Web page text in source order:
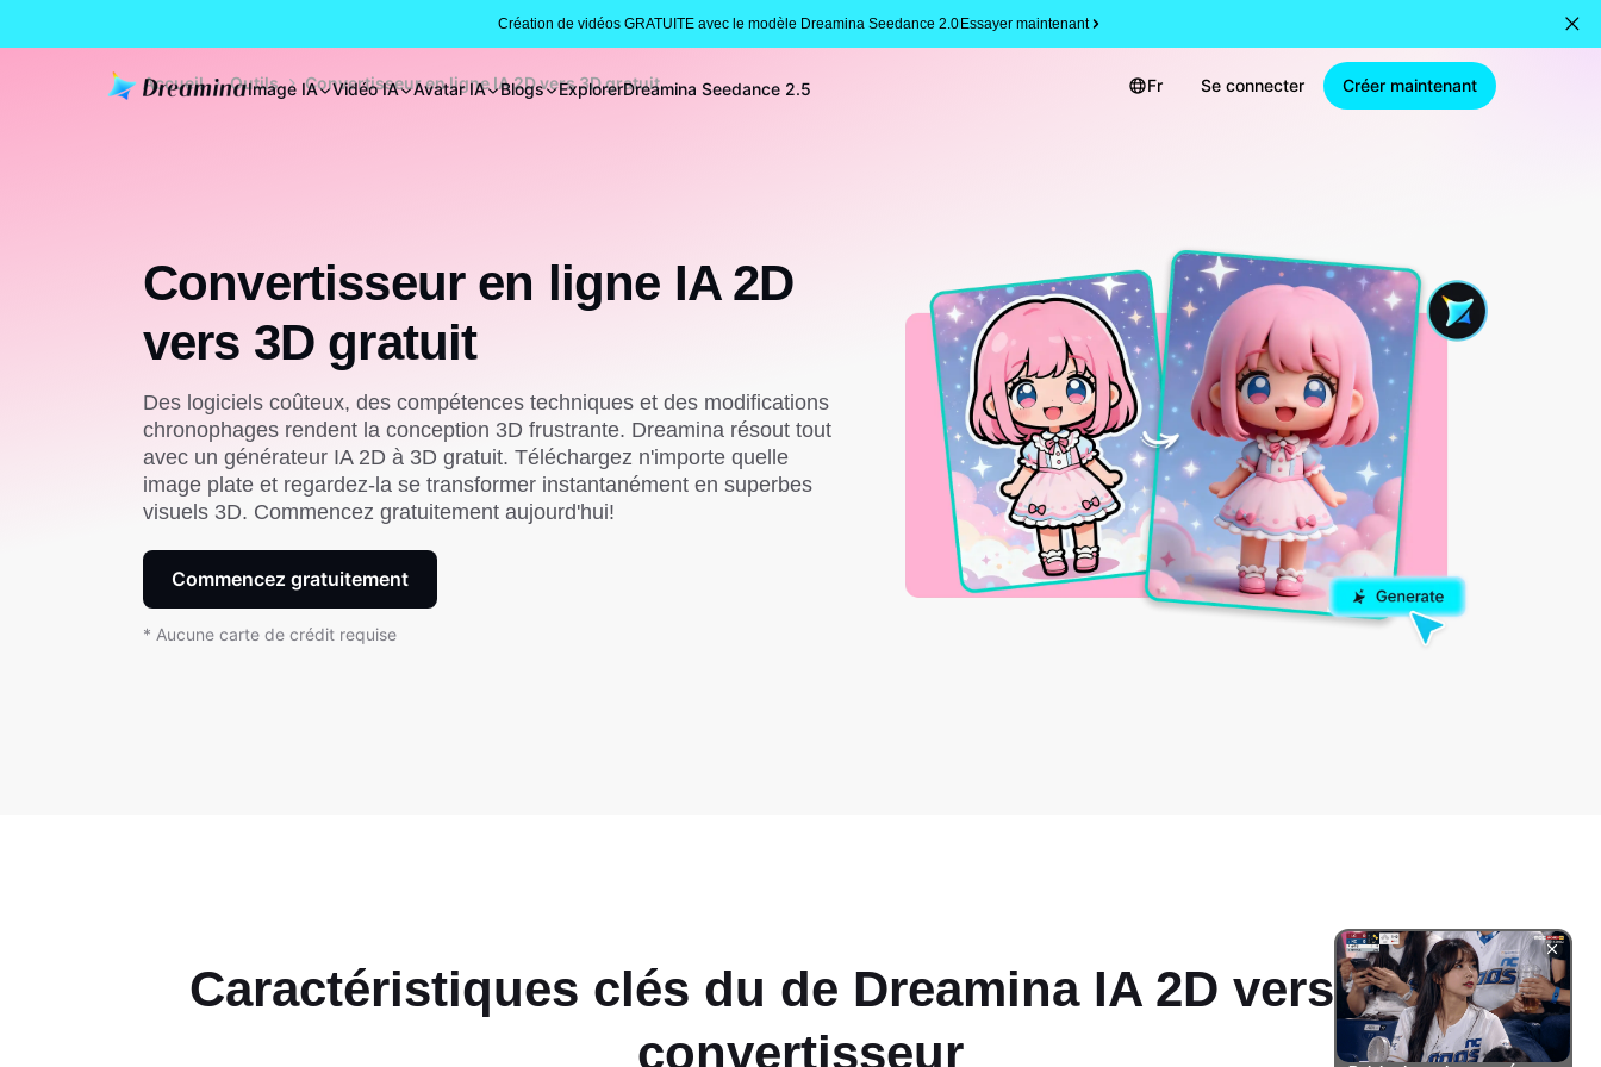
Création de vidéos GRATUITE avec le modèle Dreamina Seedance 2.0Essayer maintenant
Image IA Vidéo IA Avatar IA Blogs ExplorerDreamina Seedance 2.5 Fr Se connecter Créer maintenant
Accueil Outils Convertisseur en ligne IA 2D vers 3D gratuit
Convertisseur en ligne IA 2D
vers 3D gratuit
Des logiciels coûteux, des compétences techniques et des modifications
chronophages rendent la conception 3D frustrante. Dreamina résout tout
avec un générateur IA 2D à 3D gratuit. Téléchargez n'importe quelle
image plate et regardez-la se transformer instantanément en superbes
visuels 3D. Commencez gratuitement aujourd'hui!
Commencez gratuitement
* Aucune carte de crédit requise
Caractéristiques clés du de Dreamina IA 2D vers 3D
convertisseur